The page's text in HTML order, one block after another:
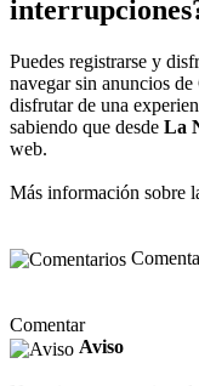
Puedes registrarse y
navegar sin anuncios
disfrutar de una
sabiendo que desde La
web.
Más información sobre
Comentar
Aviso